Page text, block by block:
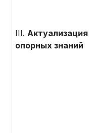
III.Актуализация
опорных знаний